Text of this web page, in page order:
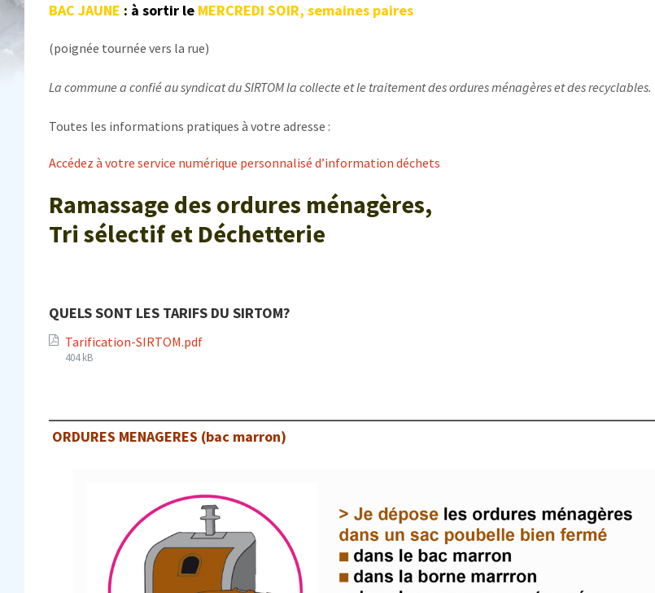
BAC JAUNE : à sortir le MERCREDI SOIR, semaines paires
(poignée tournée vers la rue)
La commune a confié au syndicat du SIRTOM la collecte et le traitement des ordures ménagères et des recyclables.
Toutes les informations pratiques à votre adresse :
Accédez à votre service numérique personnalisé d’information déchets
Ramassage des ordures ménagères,
Tri sélectif et Déchetterie
QUELS SONT LES TARIFS DU SIRTOM?
Tarification-SIRTOM.pdf
File
404 kB
ORDURES MENAGERES (bac marron)